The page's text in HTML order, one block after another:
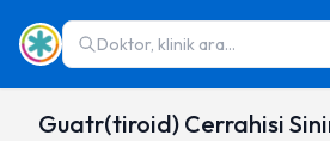
Doktor, klinik ara...
Guatr(tiroid) Cerrahisi